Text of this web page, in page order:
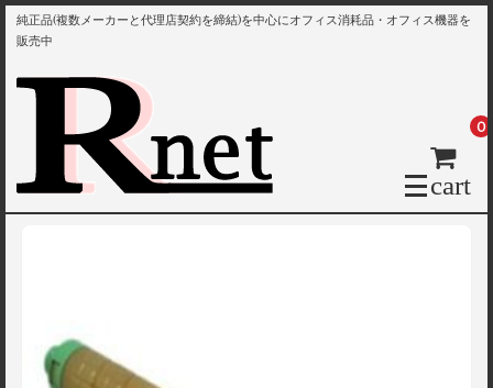
純正品(複数メーカーと代理店契約を締結)を中心にオフィス消耗品・オフィス機器を
販売中
cart
0